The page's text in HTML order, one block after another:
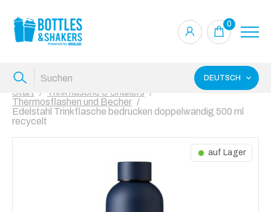
0
DEUTSCH
Start
Trinkflasche & Shakers
Thermosflashen und Becher
Edelstahl Trinkflasche bedrucken doppelwandig 500 ml
recycelt
auf Lager